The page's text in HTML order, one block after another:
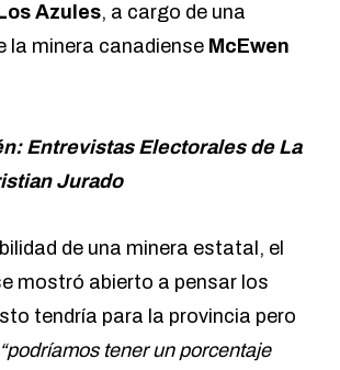
Los Azules, a cargo de una
la minera canadiense McEwen
Entrevistas Electorales de La
Jurado
de una minera estatal, el
mostró abierto a pensar los
tendría para la provincia pero
“podríamos tener un porcentaje